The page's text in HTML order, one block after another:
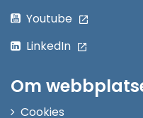
Youtube
LinkedIn
Om
Cookies